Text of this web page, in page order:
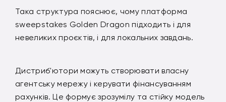
Така структура пояснює, чому платформа
sweepstakes Golden Dragon підходить і для
невеликих проєктів, і для локальних завдань.
Дистриб'ютори можуть створювати власну
агентську мережу і керувати фінансуванням
рахунків. Це формує зрозумілу та стійку модель